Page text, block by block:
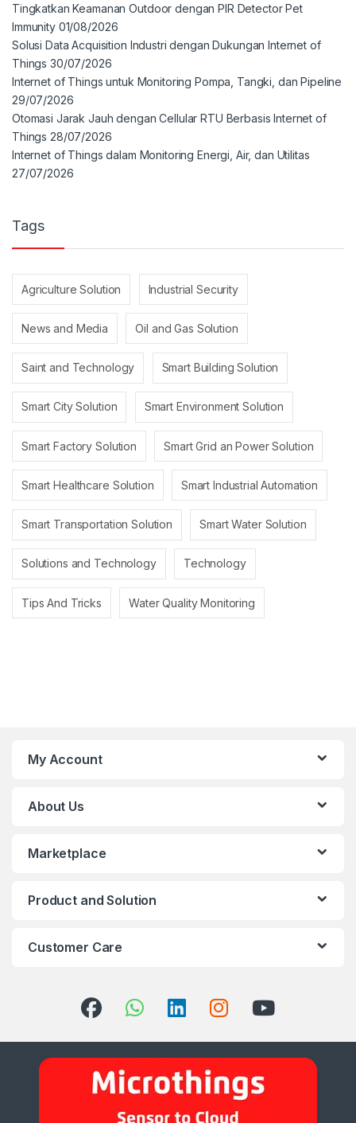
Tingkatkan Keamanan Outdoor dengan PIR Detector Pet
Immunity 01/08/2026
Solusi Data Acquisition Industri dengan Dukungan Internet of
Things 30/07/2026
Internet of Things untuk Monitoring Pompa, Tangki, dan Pipeline
29/07/2026
Otomasi Jarak Jauh dengan Cellular RTU Berbasis Internet of
Things 28/07/2026
Internet of Things dalam Monitoring Energi, Air, dan Utilitas
27/07/2026
Tags
Agriculture Solution Industrial Security
News and Media Oil and Gas Solution
Saint and Technology Smart Building Solution
Smart City Solution Smart Environment Solution
Smart Factory Solution Smart Grid an Power Solution
Smart Healthcare Solution Smart Industrial Automation
Smart Transportation Solution Smart Water Solution
Solutions and Technology Technology
Tips And Tricks Water Quality Monitoring
My Account
About Us
Marketplace
Product and Solution
Customer Care